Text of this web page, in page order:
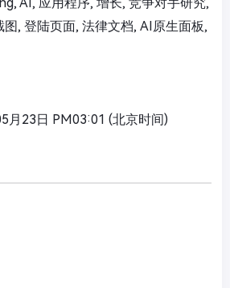
图, 登陆页面, 法律文档, AI原生面板,
月23日 PM03:01 (北京时间)